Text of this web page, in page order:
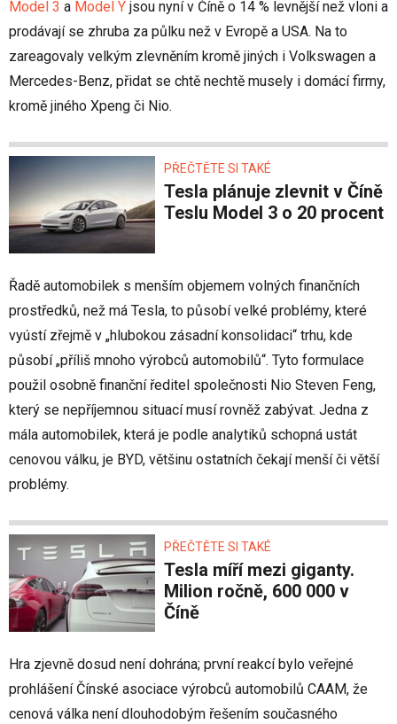
Model 3 a Model Y jsou nyní v Číně o 14 % levnější než vloni a
prodávají se zhruba za půlku než v Evropě a USA. Na to
zareagovaly velkým zlevněním kromě jiných i Volkswagen a
Mercedes-Benz, přidat se chtě nechtě musely i domácí firmy,
kromě jiného Xpeng či Nio.
PŘEČTĚTE SI TAKÉ
Tesla plánuje zlevnit v Číně
Teslu Model 3 o 20 procent
Řadě automobilek s menším objemem volných finančních
prostředků, než má Tesla, to působí velké problémy, které
vyústí zřejmě v „hlubokou zásadní konsolidaci“ trhu, kde
působí „příliš mnoho výrobců automobilů“. Tyto formulace
použil osobně finanční ředitel společnosti Nio Steven Feng,
který se nepříjemnou situací musí rovněž zabývat. Jedna z
mála automobilek, která je podle analytiků schopná ustát
cenovou válku, je BYD, většinu ostatních čekají menší či větší
problémy.
PŘEČTĚTE SI TAKÉ
Tesla míří mezi giganty.
Milion ročně, 600 000 v
Číně
Hra zjevně dosud není dohrána; první reakcí bylo veřejné
prohlášení Čínské asociace výrobců automobilů CAAM, že
cenová válka není dlouhodobým řešením současného